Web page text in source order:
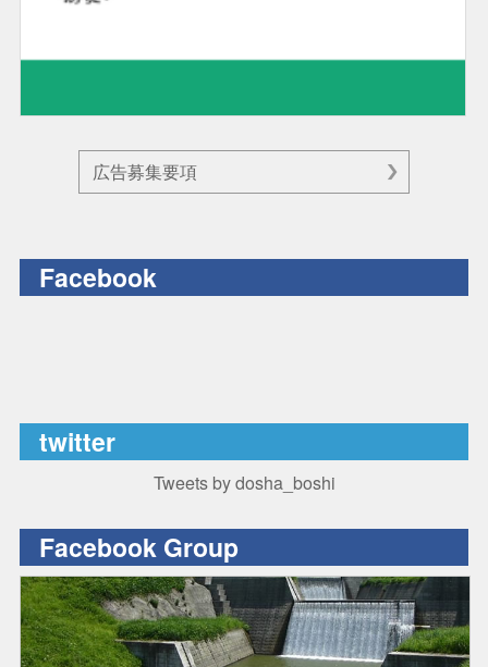
広告募集要項
Facebook
twitter
Tweets by dosha_boshi
Facebook Group